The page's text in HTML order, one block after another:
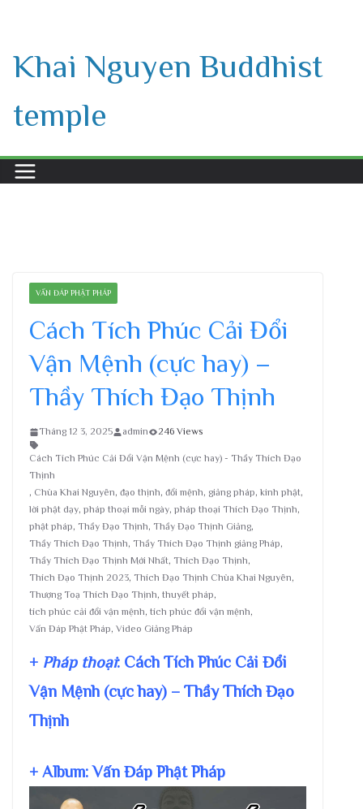
content
Khai Nguyen Buddhist
temple
VẤN ĐÁP PHẬT PHÁP
Cách Tích Phúc Cải Đổi
Vận Mệnh (cực hay) –
Thầy Thích Đạo Thịnh
Tháng 12 3, 2025 admin 246 Views
Cách Tích Phúc Cải Đổi Vận Mệnh (cực hay) - Thầy Thích Đạo
Thịnh
, Chùa Khai Nguyên, đạo thịnh, đổi mệnh, giảng pháp, kinh phật,
lời phật dạy, pháp thoại mỗi ngày, pháp thoại Thích Đạo Thịnh,
phật pháp, Thầy Đạo Thịnh, Thầy Đạo Thịnh Giảng,
Thầy Thích Đạo Thịnh, Thầy Thích Đạo Thịnh giảng Pháp,
Thầy Thích Đạo Thịnh Mới Nhất, Thích Đạo Thịnh,
Thích Đạo Thịnh 2023, Thích Đạo Thịnh Chùa Khai Nguyên,
Thượng Toạ Thích Đạo Thịnh, thuyết pháp,
tích phúc cải đổi vận mệnh, tích phúc đổi vận mệnh,
Vấn Đáp Phật Pháp, Video Giảng Pháp
+ Pháp thoại: Cách Tích Phúc Cải Đổi
Vận Mệnh (cực hay) – Thầy Thích Đạo
Thịnh
+ Album: Vấn Đáp Phật Pháp